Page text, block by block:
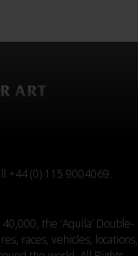
+44 (0) 115 9004069.
the ‘Aquila’ Double-
races, vehicles, locations,